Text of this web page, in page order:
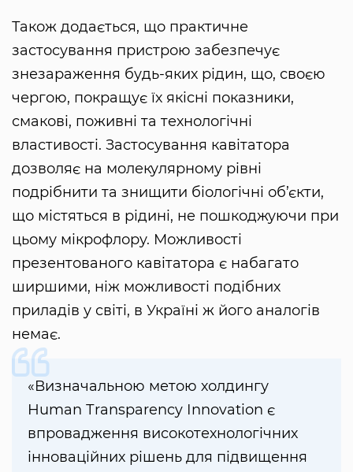
Також додається, що практичне
застосування пристрою забезпечує
знезараження будь-яких рідин, що, своєю
чергою, покращує їх якісні показники,
смакові, поживні та технологічні
властивості. Застосування кавітатора
дозволяє на молекулярному рівні
подрібнити та знищити біологічні об’єкти,
що містяться в рідині, не пошкоджуючи при
цьому мікрофлору. Можливості
презентованого кавітатора є набагато
ширшими, ніж можливості подібних
приладів у світі, в Україні ж його аналогів
немає.
«Визначальною метою холдингу
Нuman Тransparency Іnnovation є
впровадження високотехнологічних
інноваційних рішень для підвищення